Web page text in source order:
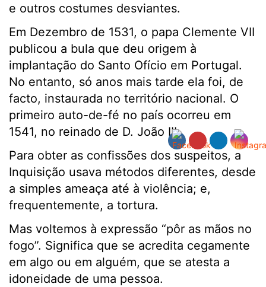
e outros costumes desviantes.
Em Dezembro de 1531, o papa Clemente VII
publicou a bula que deu origem à
implantação do Santo Ofício em Portugal.
No entanto, só anos mais tarde ela foi, de
facto, instaurada no território nacional. O
primeiro auto-de-fé no país ocorreu em
1541, no reinado de D. João III.
Para obter as confissões dos suspeitos, a
Inquisição usava métodos diferentes, desde
a simples ameaça até à violência; e,
frequentemente, a tortura.
Mas voltemos à expressão “pôr as mãos no
fogo”. Significa que se acredita cegamente
em algo ou em alguém, que se atesta a
idoneidade de uma pessoa.